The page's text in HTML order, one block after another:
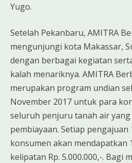
Yugo.
Setelah Pekanbaru, AMITRA
mengunjungi kota Makassar,
dengan berbagai kegiatan
kalah menariknya. AMITRA
merupakan program undian
November 2017 untuk para
seluruh penjuru tanah air
pembiayaan. Setiap
konsumen akan mendapatkan
kelipatan Rp. 5.000.000,-. Bagi